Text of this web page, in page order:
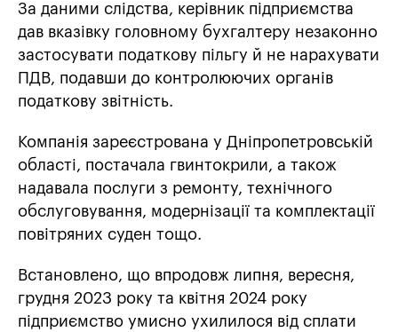
За даними слідства, керівник підприємства
дав вказівку головному бухгалтеру незаконно
застосувати податкову пільгу й не нарахувати
ПДВ, подавши до контролюючих органів
податкову звітність.
Компанія зареєстрована у Дніпропетровській
області, постачала гвинтокрили, а також
надавала послуги з ремонту, технічного
обслуговування, модернізації та комплектації
повітряних суден тощо.
Встановлено, що впродовж липня, вересня,
грудня 2023 року та квітня 2024 року
підприємство умисно ухилилося від сплати